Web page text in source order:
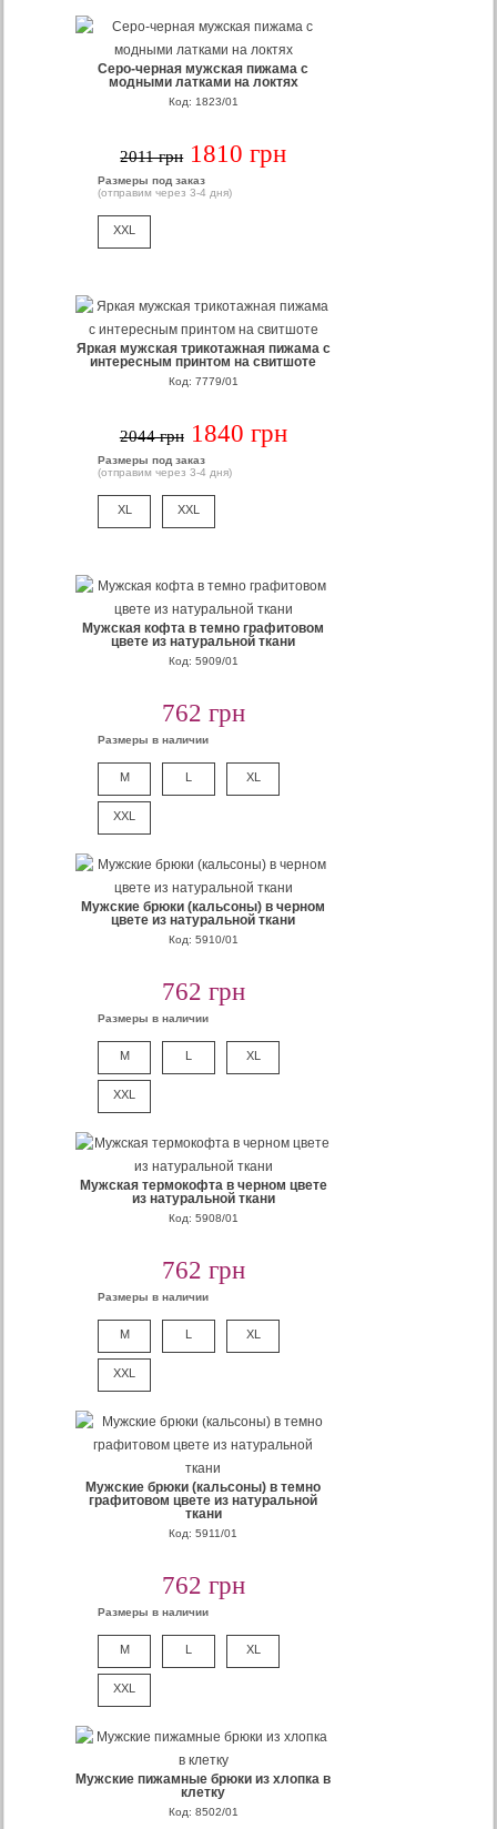
Серо-черная мужская пижама с
модными латками на локтях
Код: 1823/01
2011 грн 1810 грн
Размеры под заказ
(отправим через 3-4 дня)
XXL
Яркая мужская трикотажная пижама с
интересным принтом на свитшоте
Код: 7779/01
2044 грн 1840 грн
Размеры под заказ
(отправим через 3-4 дня)
XL XXL
Мужская кофта в темно графитовом
цвете из натуральной ткани
Код: 5909/01
762 грн
Размеры в наличии
M L XL
XXL
Мужские брюки (кальсоны) в черном
цвете из натуральной ткани
Код: 5910/01
762 грн
Размеры в наличии
M L XL
XXL
Мужская термокофта в черном цвете
из натуральной ткани
Код: 5908/01
762 грн
Размеры в наличии
M L XL
XXL
Мужские брюки (кальсоны) в темно
графитовом цвете из натуральной
ткани
Код: 5911/01
762 грн
Размеры в наличии
M L XL
XXL
Мужские пижамные брюки из хлопка в
клетку
Код: 8502/01